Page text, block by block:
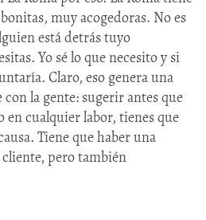
muy acogedoras. No es
está detrás tuyo
Yo sé lo que necesito y si
Claro, eso genera una
la gente: sugerir antes que
en cualquier labor, tienes que
Tiene que haber una
pero también